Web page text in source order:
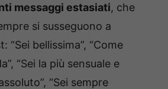
messaggi estasiati, che
si susseguono a
“Sei bellissima”, “Come
“Sei la più sensuale e
“Sei sempre